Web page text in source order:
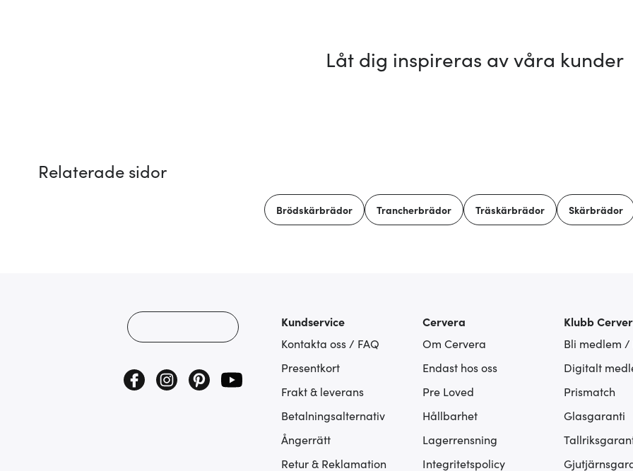
Låt dig inspireras av våra kunder
Relaterade sidor
Brödskärbrädor Trancherbrädor Träskärbrädor Skärbrädor
Kundservice
Kontakta oss / FAQ
Presentkort
Frakt & leverans
Betalningsalternativ
Ångerrätt
Retur & Reklamation
Cervera
Om Cervera
Endast hos oss
Pre Loved
Hållbarhet
Lagerrensning
Integritetspolicy
Klubb
Bli medlem /
Digitalt
Prismatch
Glasgaranti